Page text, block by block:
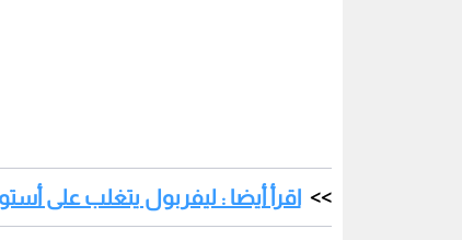
اقرأ أيضا : ليفربول يتغلب على